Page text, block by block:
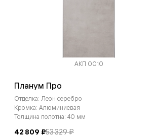
АКП 0010
Планум Про
Отделка: Леон серебро
Кромка: Алюминиевая
Толщина полотна: 40 мм
42 809 ₽53 329 ₽